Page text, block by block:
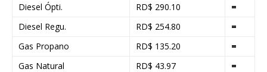
Diesel Ópti.
RD$ 290.10
=
Diesel Regu.
RD$ 254.80
=
Gas Propano
RD$ 135.20
=
Gas Natural
RD$ 43.97 =